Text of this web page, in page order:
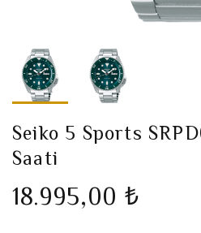
Seiko 5 Sports
Saati
18.995,00 ₺